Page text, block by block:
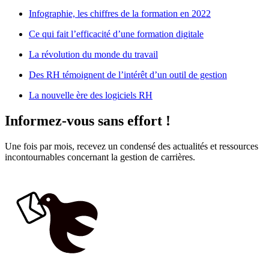
Infographie, les chiffres de la formation en 2022
Ce qui fait l’efficacité d’une formation digitale
La révolution du monde du travail
Des RH témoignent de l’intérêt d’un outil de gestion
La nouvelle ère des logiciels RH
Informez-vous sans effort !
Une fois par mois, recevez un condensé des actualités et ressources
incontournables concernant la gestion de carrières.